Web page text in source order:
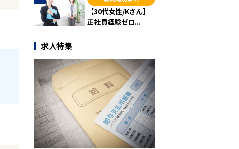
【30代女性/Kさん】
正社員経験ゼロ...
求人特集